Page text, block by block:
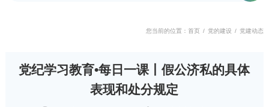
您当前的位置：首页 / 党的建设 / 党建动态
党纪学习教育•每日一课丨假公济私的具体
表现和处分规定